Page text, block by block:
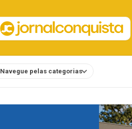
Navegue pelas categorias